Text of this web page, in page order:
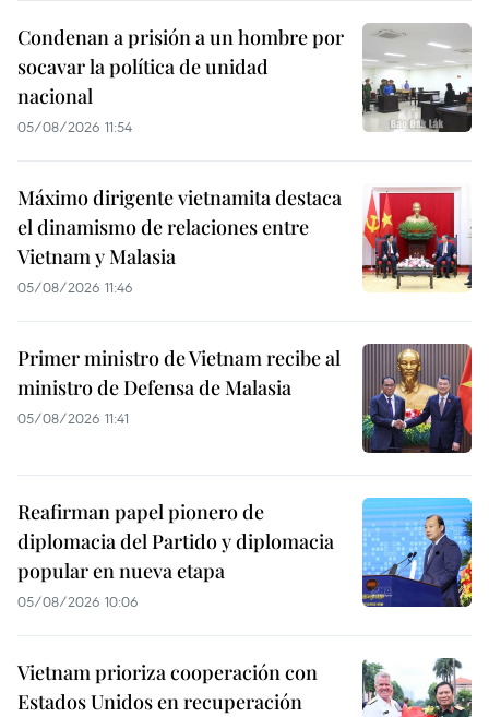
Condenan a prisión a un hombre por
socavar la política de unidad
nacional
05/08/2026 11:54
Máximo dirigente vietnamita destaca
el dinamismo de relaciones entre
Vietnam y Malasia
05/08/2026 11:46
Primer ministro de Vietnam recibe al
ministro de Defensa de Malasia
05/08/2026 11:41
Reafirman papel pionero de
diplomacia del Partido y diplomacia
popular en nueva etapa
05/08/2026 10:06
Vietnam prioriza cooperación con
Estados Unidos en recuperación